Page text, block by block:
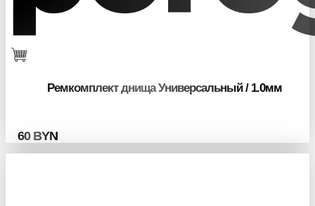
Ремкомплект днища Универсальный / 1.0мм
60 BYN